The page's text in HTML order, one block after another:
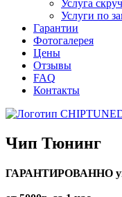
Услуга
Услуги по
Гарантии
Фотогалерея
Цены
Отзывы
FAQ
Контакты
Чип Тюнинг
ГАРАНТИРОВАННО